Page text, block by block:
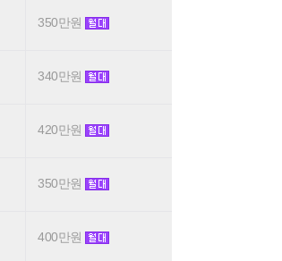
350만원
340만원
420만원
350만원
400만원